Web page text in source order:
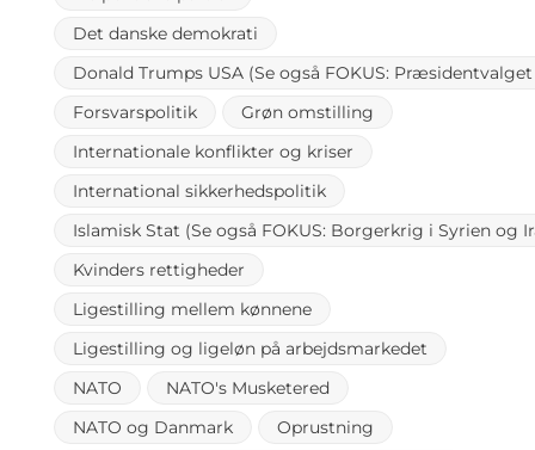
Det danske demokrati
Donald Trumps USA (Se også FOKUS:
Forsvarspolitik
Grøn omstilling
Internationale konflikter og kriser
International sikkerhedspolitik
Islamisk Stat (Se også FOKUS: Borgerkrig i Syrien og
Kvinders rettigheder
Ligestilling mellem kønnene
Ligestilling og ligeløn på arbejdsmarkedet
NATO
NATO's Musketered
NATO og Danmark
Oprustning